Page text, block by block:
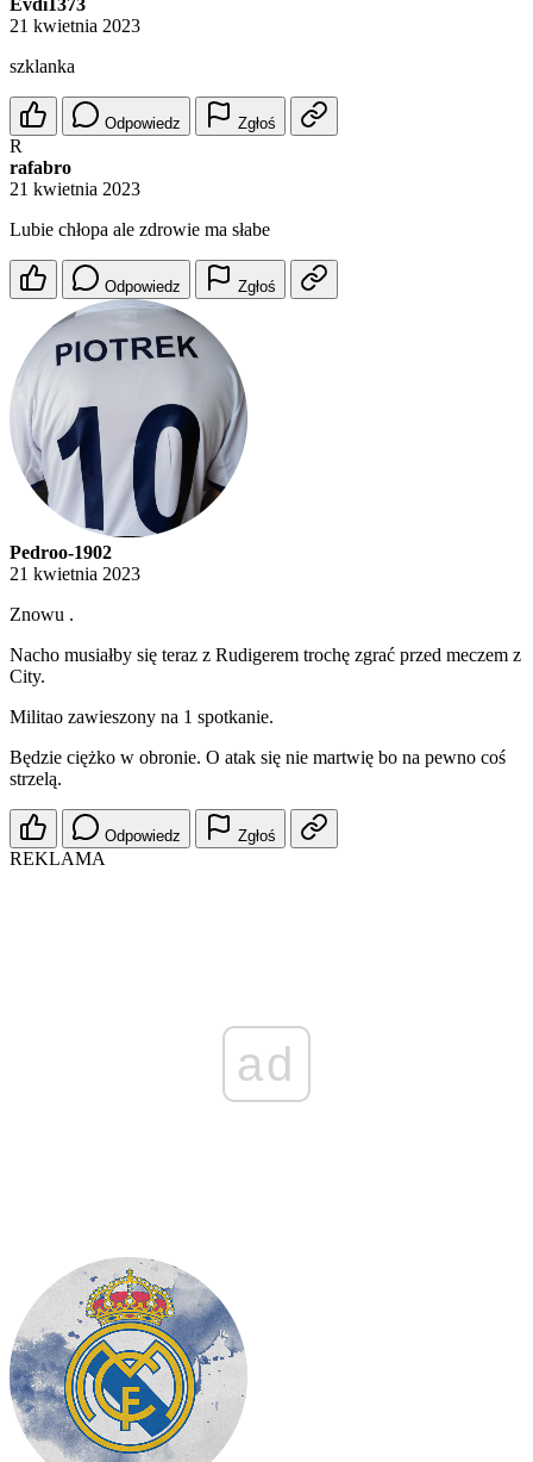
Evdi1373
21 kwietnia 2023
szklanka
Odpowiedz Zgłoś
R
rafabro
21 kwietnia 2023
Lubie chłopa ale zdrowie ma słabe
Odpowiedz Zgłoś
Pedroo-1902
21 kwietnia 2023
Znowu .
Nacho musiałby się teraz z Rudigerem trochę zgrać przed meczem z
City.
Militao zawieszony na 1 spotkanie.
Będzie ciężko w obronie. O atak się nie martwię bo na pewno coś
strzelą.
Odpowiedz Zgłoś
REKLAMA
ad